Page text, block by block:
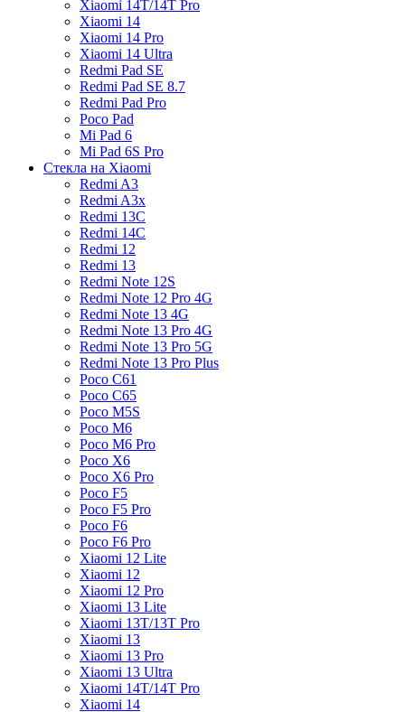
Xiaomi 14T/14T Pro
Xiaomi 14
Xiaomi 14 Pro
Xiaomi 14 Ultra
Redmi Pad SE
Redmi Pad SE 8.7
Redmi Pad Pro
Poco Pad
Mi Pad 6
Mi Pad 6S Pro
Стекла на Xiaomi
Redmi A3
Redmi A3x
Redmi 13C
Redmi 14C
Redmi 12
Redmi 13
Redmi Note 12S
Redmi Note 12 Pro 4G
Redmi Note 13 4G
Redmi Note 13 Pro 4G
Redmi Note 13 Pro 5G
Redmi Note 13 Pro Plus
Poco C61
Poco C65
Poco M5S
Poco M6
Poco M6 Pro
Poco X6
Poco X6 Pro
Poco F5
Poco F5 Pro
Poco F6
Poco F6 Pro
Xiaomi 12 Lite
Xiaomi 12
Xiaomi 12 Pro
Xiaomi 13 Lite
Xiaomi 13T/13T Pro
Xiaomi 13
Xiaomi 13 Pro
Xiaomi 13 Ultra
Xiaomi 14T/14T Pro
Xiaomi 14